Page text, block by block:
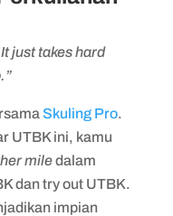
just takes hard
Skuling Pro.
UTBK ini, kamu
miledalam
dan try out UTBK.
impian